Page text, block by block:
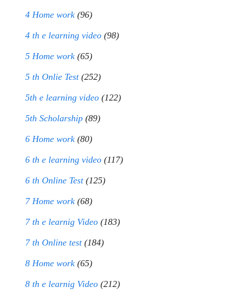
4 Home work (96)
4 th e learning video (98)
5 Home work (65)
5 th Onlie Test(252)
5th e learning video (122)
5th Scholarship (89)
6 Home work (80)
6 th e learning video (117)
6 th Online Test(125)
7 Home work (68)
7 th e learnig Video (183)
7 th Online test(184)
8 Home work (65)
8 th e learnig Video (212)